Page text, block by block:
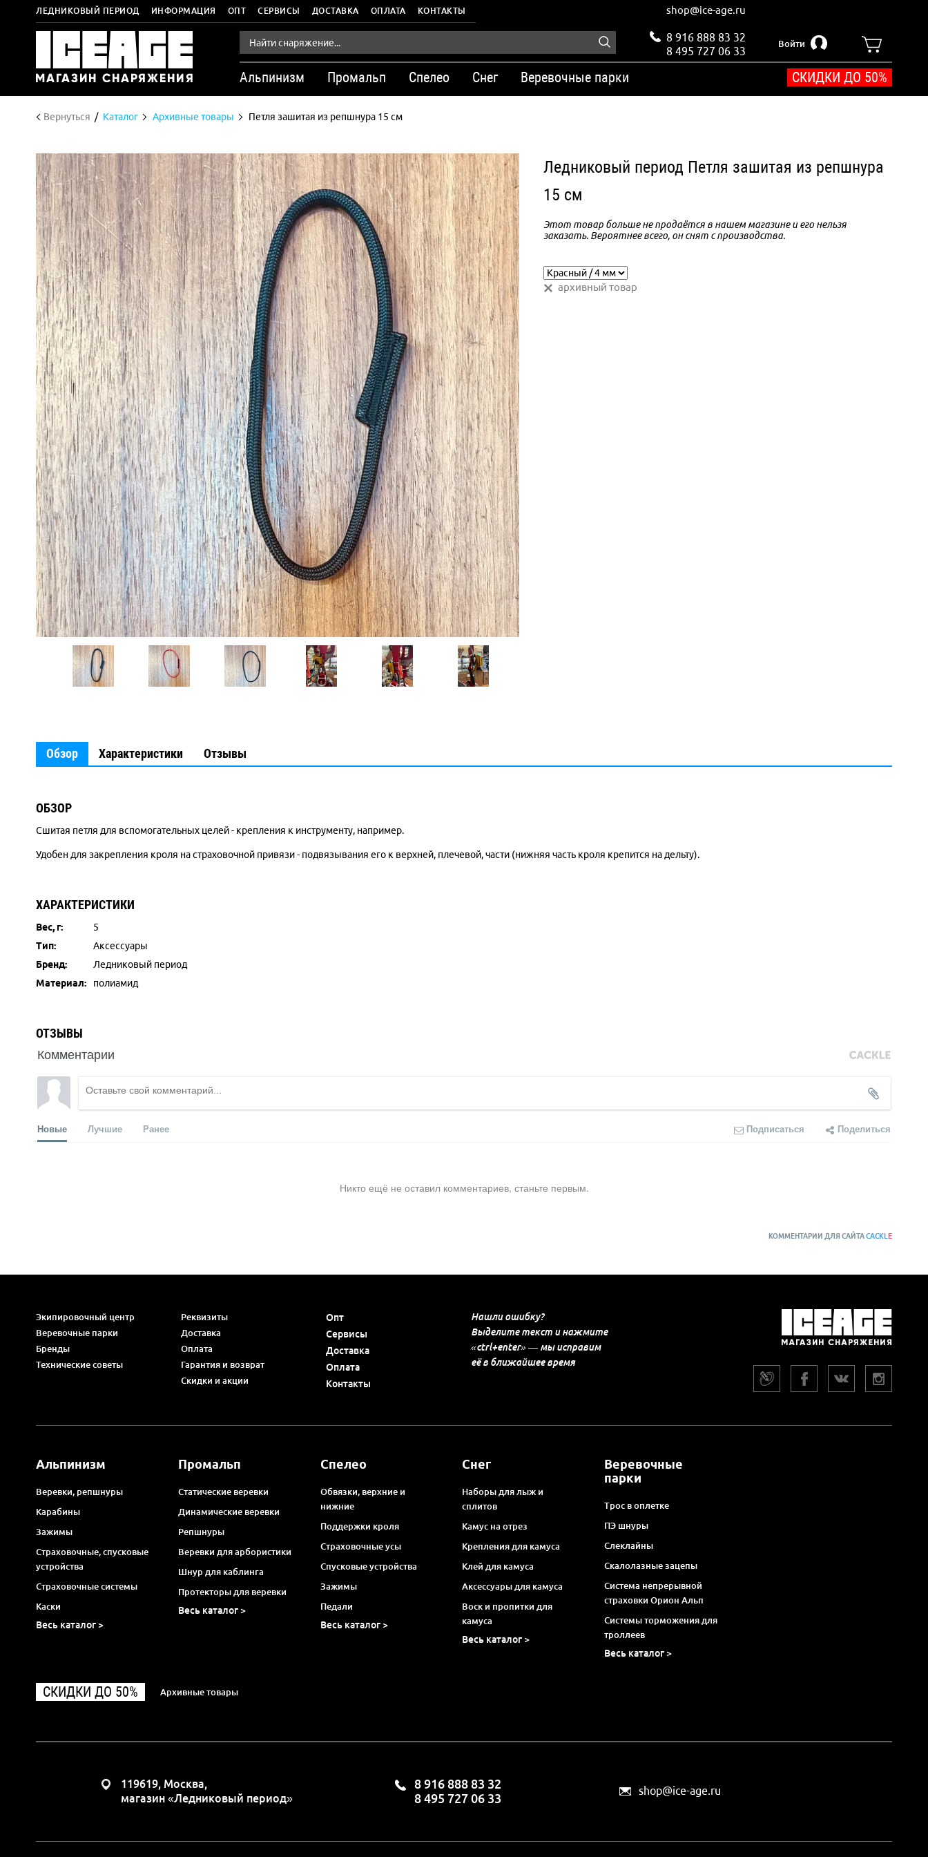
ЛЕДНИКОВЫЙ ПЕРИОД ИНФОРМАЦИЯ ОПТ СЕРВИСЫ ДОСТАВКА ОПЛАТА КОНТАКТЫ shop@ice-age.ru
8 916 888 83 32
8 495 727 06 33
Войти
Альпинизм Промальп Спелео Снег Веревочные парки СКИДКИ ДО 50%
Вернуться Каталог Архивные товары Петля зашитая из репшнура 15 см
Ледниковый период Петля зашитая из репшнура
15 см
Этот товар больше не продаётся в нашем магазине и его нельзя
заказать. Вероятнее всего, он снят с производства.
архивный товар
Обзор Характеристики Отзывы
ОБЗОР
Сшитая петля для вспомогательных целей - крепления к инструменту, например.
Удобен для закрепления кроля на страховочной привязи - подвязывания его к верхней, плечевой, части (нижняя часть кроля крепится на дельту).
ХАРАКТЕРИСТИКИ
Вес, г:
5
Тип:
Аксессуары
Бренд:
Ледниковый период
Материал:
полиамид
ОТЗЫВЫ
Комментарии
Новые Лучшие Ранее Подписаться Поделиться
Никто ещё не оставил комментариев, станьте первым.
КОММЕНТАРИИ ДЛЯ САЙТАCACKL E
Экипировочный центр
Веревочные парки
Бренды
Технические советы
Реквизиты
Доставка
Оплата
Гарантия и возврат
Скидки и акции
Опт
Сервисы
Доставка
Оплата
Контакты
Нашли ошибку?
Выделите текст и нажмите
«ctrl+enter» — мы исправим
её в ближайшее время
Альпинизм
Веревки, репшнуры
Карабины
Зажимы
Страховочные, спусковые
устройства
Страховочные системы
Каски
Весь каталог >
Промальп
Статические веревки
Динамические веревки
Репшнуры
Веревки для арбористики
Шнур для каблинга
Протекторы для веревки
Весь каталог >
Спелео
Обвязки, верхние и
нижние
Поддержки кроля
Страховочные усы
Спусковые устройства
Зажимы
Педали
Весь каталог >
Снег
Наборы для лыж и
сплитов
Камус на отрез
Крепления для камуса
Клей для камуса
Аксессуары для камуса
Воск и пропитки для
камуса
Весь каталог >
Веревочные
парки
Трос в оплетке
ПЭ шнуры
Слеклайны
Скалолазные зацепы
Система непрерывной
страховки Орион Альп
Системы торможения для
троллеев
Весь каталог >
СКИДКИ ДО 50% Архивные товары
119619, Москва,
магазин «Ледниковый период»
8 916 888 83 32
8 495 727 06 33
shop@ice-age.ru